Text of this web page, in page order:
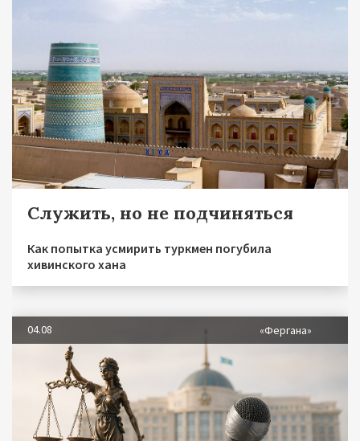
Служить, но не подчиняться
Как попытка усмирить туркмен погубила
хивинского хана
04.08 «Фергана»